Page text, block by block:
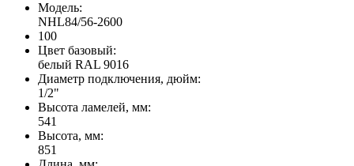
Модель:
NHL84/56-2600
100
Цвет базовый:
белый RAL 9016
Диаметр подключения, дюйм:
1/2"
Высота ламелей, мм:
541
Высота, мм:
851